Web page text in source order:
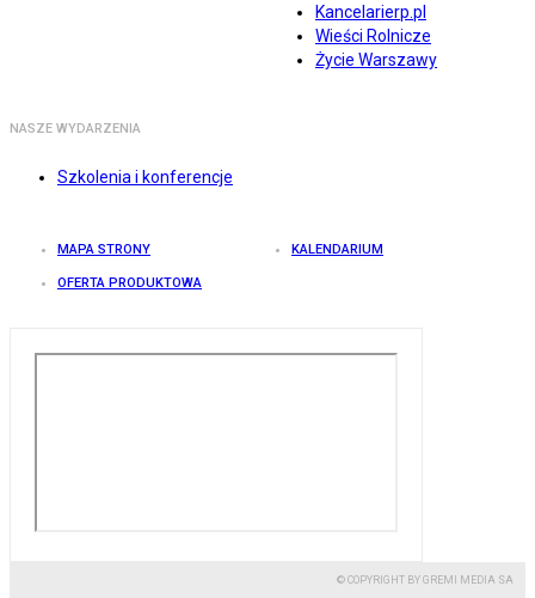
Kancelarierp.pl
Wieści Rolnicze
Życie Warszawy
NASZE WYDARZENIA
Szkolenia i konferencje
MAPA STRONY KALENDARIUM
OFERTA PRODUKTOWA
© COPYRIGHT BY GREMI MEDIA SA